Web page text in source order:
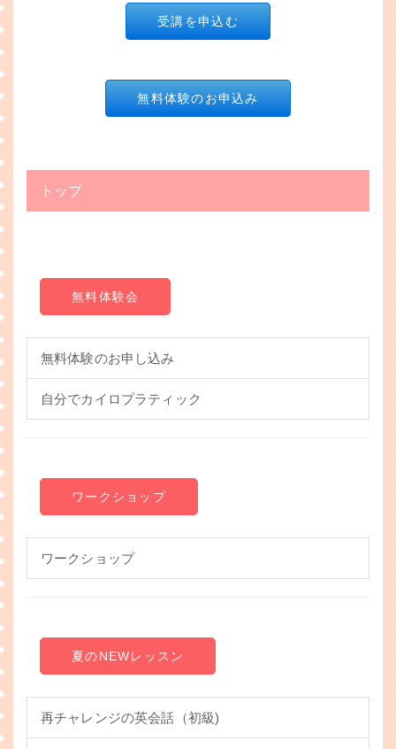
受講を申込む
無料体験のお申込み
トップ
無料体験会
無料体験のお申し込み
自分でカイロプラティック
ワークショップ
ワークショップ
夏のNEWレッスン
再チャレンジの英会話（初級)